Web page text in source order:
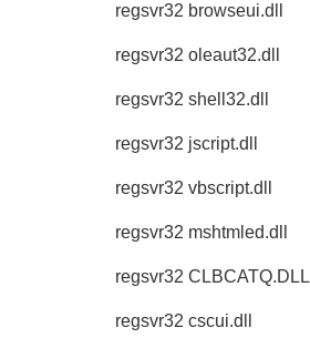
regsvr32 browseui.dll
regsvr32 oleaut32.dll
regsvr32 shell32.dll
regsvr32 jscript.dll
regsvr32 vbscript.dll
regsvr32 mshtmled.dll
regsvr32 CLBCATQ.DLL
regsvr32 cscui.dll